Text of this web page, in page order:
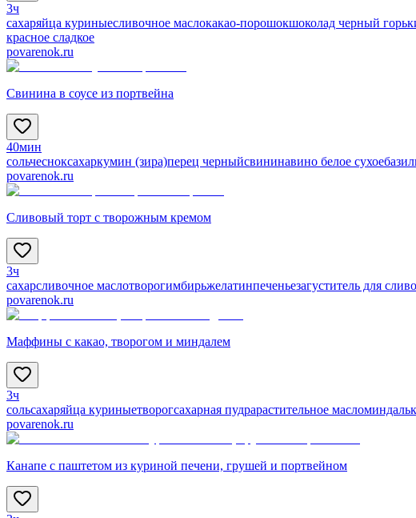
3ч
сахаряйца куриныесливочное маслокакао-порошокшоколад черный
красное сладкое
povarenok.ru
Свинина в соусе из портвейна
40мин
сольчесноксахаркумин (зира)перец черныйсвининавино белое сухое
povarenok.ru
Сливовый торт с творожным кремом
3ч
сахарсливочное маслотворогимбирьжелатинпеченьезагуститель для
povarenok.ru
Маффины с какао, творогом и миндалем
3ч
сольсахаряйца куриныетворогсахарная пудрарастительное масломиндаль
povarenok.ru
Канапе с паштетом из куриной печени, грушей и портвейном